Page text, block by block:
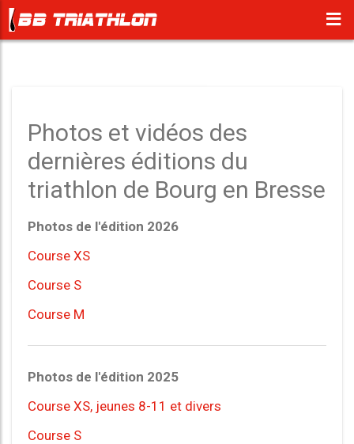
Photos et vidéos des
dernières éditions du
triathlon de Bourg en Bresse
Photos de l'édition 2026
Course XS
Course S
Course M
Photos de l'édition 2025
Course XS, jeunes 8-11 et divers
Course S